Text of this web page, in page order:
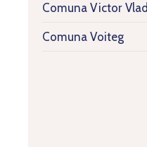
Comuna Victor
Comuna Voiteg